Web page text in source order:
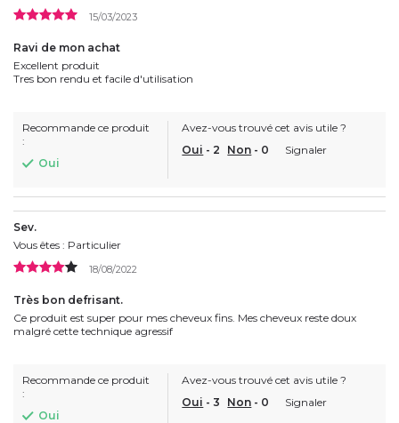
15/03/2023
Ravi de mon achat
Excellent produit
Tres bon rendu et facile d'utilisation
Recommande ce produit
:
Oui
Avez-vous trouvé cet avis utile ?
Oui - 2 Non - 0 Signaler
Sev.
Vous êtes : Particulier
18/08/2022
Très bon defrisant.
Ce produit est super pour mes cheveux fins. Mes cheveux reste doux
malgré cette technique agressif
Recommande ce produit
:
Oui
Avez-vous trouvé cet avis utile ?
Oui -3 Non - 0 Signaler